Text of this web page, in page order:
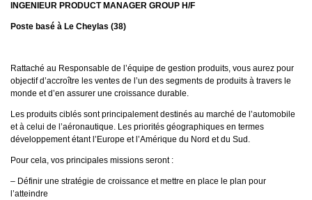
INGENIEUR PRODUCT MANAGER GROUP H/F
Poste basé à Le Cheylas (38)
Rattaché au Responsable de l’équipe de gestion produits, vous aurez pour
objectif d’accroître les ventes de l’un des segments de produits à travers le
monde et d’en assurer une croissance durable.
Les produits ciblés sont principalement destinés au marché de l’automobile
et à celui de l’aéronautique. Les priorités géographiques en termes
développement étant l’Europe et l’Amérique du Nord et du Sud.
Pour cela, vos principales missions seront :
– Définir une stratégie de croissance et mettre en place le plan pour
l’atteindre